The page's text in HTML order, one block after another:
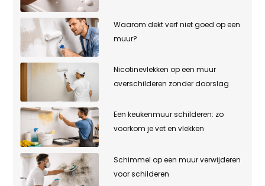
Waarom dekt verf niet goed op een
muur?
Nicotinevlekken op een muur
overschilderen zonder doorslag
Een keukenmuur schilderen: zo
voorkom je vet en vlekken
Schimmel op een muur verwijderen
voor schilderen